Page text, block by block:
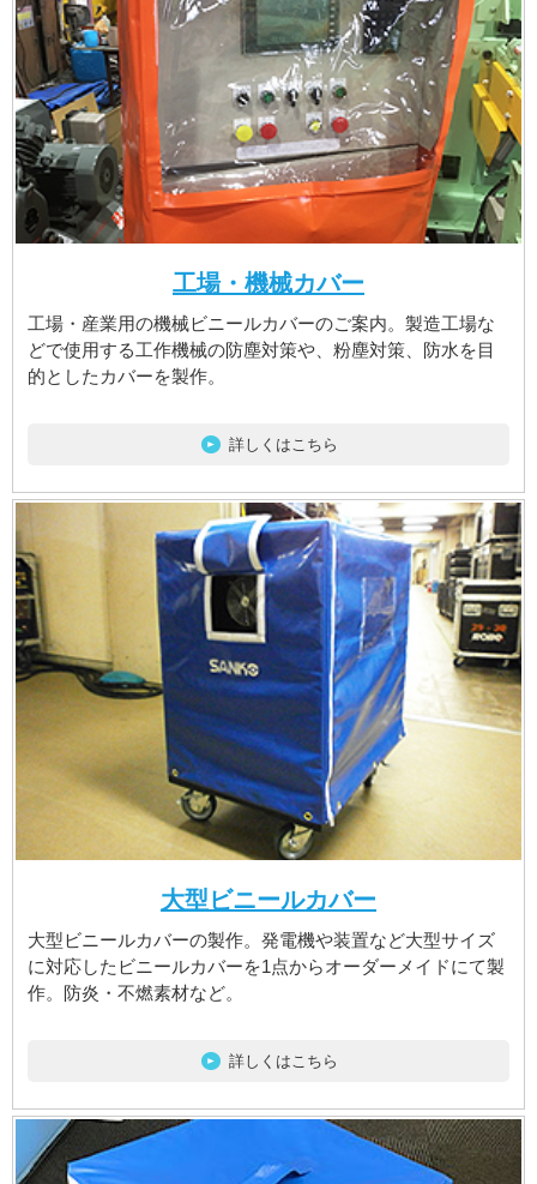
工場・機械カバー
工場・産業用の機械ビニールカバーのご案内。製造工場な
どで使用する工作機械の防塵対策や、粉塵対策、防水を目
的としたカバーを製作。
詳しくはこちら
大型ビニールカバー
大型ビニールカバーの製作。発電機や装置など大型サイズ
に対応したビニールカバーを1点からオーダーメイドにて製
作。防炎・不燃素材など。
詳しくはこちら